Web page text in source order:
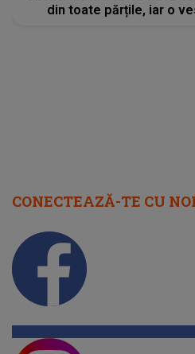
din toate părțile, iar o
CONECTEAZĂ-TE CU NOI